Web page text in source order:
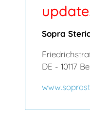
Sopra
DE - 10117